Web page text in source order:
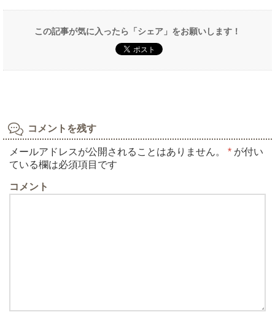
この記事が気に入ったら「シェア」をお願いします！
コメントを残す
メールアドレスが公開されることはありません。 * が付い
ている欄は必須項目です
コメント